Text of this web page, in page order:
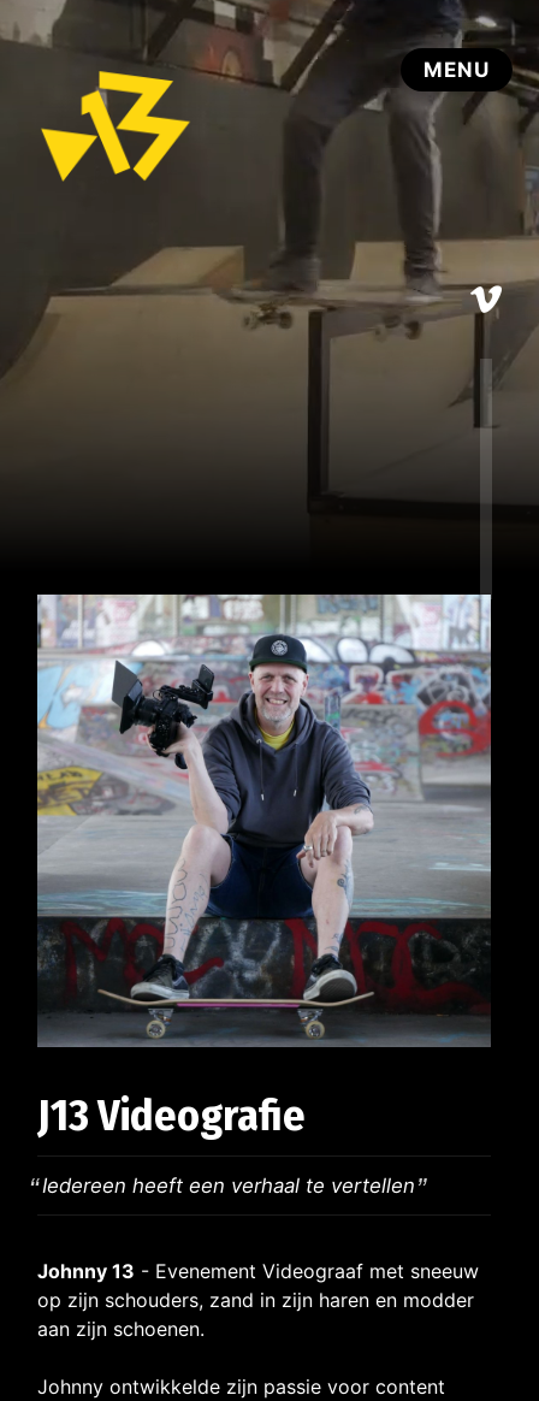
J13 Videografie
Iedereen heeft een verhaal te vertellen
Johnny 13 - Evenement Videograaf met sneeuw
op zijn schouders, zand in zijn haren en modder
aan zijn schoenen.
Johnny ontwikkelde zijn passie voor content